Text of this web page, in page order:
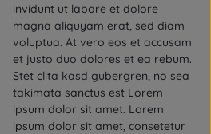
invidunt ut labore et dolore
magna aliquyam erat, sed diam
voluptua. At vero eos et accusam
et justo duo dolores et ea rebum.
Stet clita kasd gubergren, no sea
takimata sanctus est Lorem
ipsum dolor sit amet. Lorem
ipsum dolor sit amet, consetetur